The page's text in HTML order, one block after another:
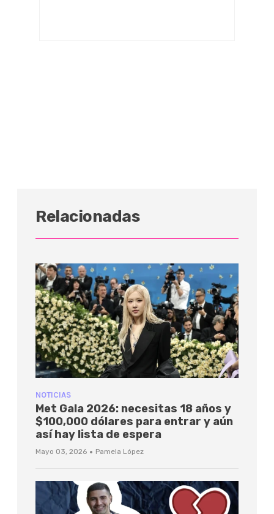
Relacionadas
NOTICIAS
Met Gala 2026: necesitas 18 años y
$100,000 dólares para entrar y aún
así hay lista de espera
Mayo 03, 2026 · Pamela López